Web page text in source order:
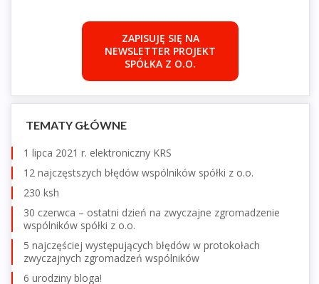
ZAPISUJĘ SIĘ NA
NEWSLETTER PROJEKT
SPÓŁKA Z O.O.
TEMATY GŁÓWNE
1 lipca 2021 r. elektroniczny KRS
12 najczęstszych błędów wspólników spółki z o.o.
230 ksh
30 czerwca – ostatni dzień na zwyczajne zgromadzenie
wspólników spółki z o.o.
5 najczęściej występujących błędów w protokołach
zwyczajnych zgromadzeń wspólników
6 urodziny bloga!